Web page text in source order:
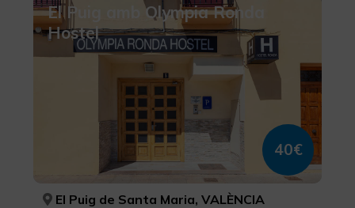
El Puig amb Olympia Ronda
Hostel
40€
El Puig de Santa Maria, VALÈNCIA